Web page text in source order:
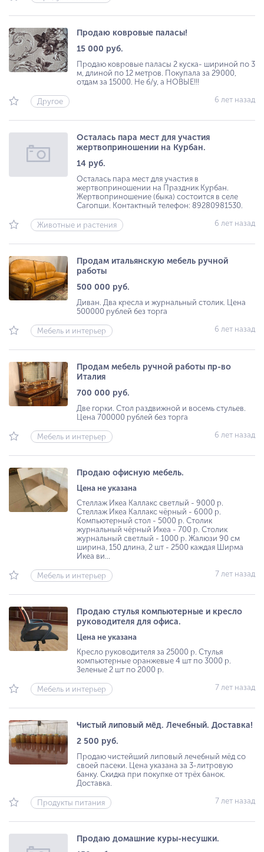
Продаю ковровые паласы!
15 000 руб.
Продаю ковровые паласы 2 куска- шириной по 3
м, длиной по 12 метров. Покупала за 29000,
отдам за 15000. Не б/у, а НОВЫЕ!!!
Другое 6 лет назад
Осталась пара мест для участия
жертвоприношении на Курбан.
14 руб.
Осталась пара мест для участия в
жертвоприношении на Праздник Курбан.
Жертвоприношение (быка) состоится в селе
Сагопши. Контактный телефон: 89280981530.
Животные и растения 6 лет назад
Продам итальянскую мебель ручной
работы
500 000 руб.
Диван. Два кресла и журнальный столик. Цена
500000 рублей без торга
Мебель и интерьер 6 лет назад
Продам мебель ручной работы пр-во
Италия
700 000 руб.
Две горки. Стол раздвижной и восемь стульев.
Цена 700000 рублей без торга
Мебель и интерьер 6 лет назад
Продаю офисную мебель.
Цена не указана
Стеллаж Икеа Каллакс светлый - 9000 р.
Стеллаж Икеа Каллакс чёрный - 6000 р.
Компьютерный стол - 5000 р. Столик
журнальный чёрный Икеа - 700 р. Столик
журнальный светлый - 1000 р. Жалюзи 90 см
ширина, 150 длина, 2 шт - 2500 каждая Ширма
Икеа ви...
Мебель и интерьер 7 лет назад
Продаю стулья компьютерные и кресло
руководителя для офиса.
Цена не указана
Кресло руководителя за 25000 р. Стулья
компьютерные оранжевые 4 шт по 3000 р.
Зеленые 2 шт по 2000 р.
Мебель и интерьер 7 лет назад
Чистый липовый мёд. Лечебный. Доставка!
2 500 руб.
Продаю чистейший липовый лечебный мёд со
своей пасеки. Цена указана за 3-литровую
банку. Скидка при покупке от трёх банок.
Доставка.
Продукты питания 7 лет назад
Продаю домашние куры-несушки.